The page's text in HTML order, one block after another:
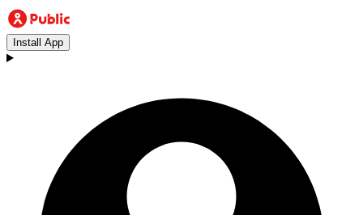
Install App